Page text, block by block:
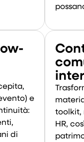
e
di
toolkit,
HR,